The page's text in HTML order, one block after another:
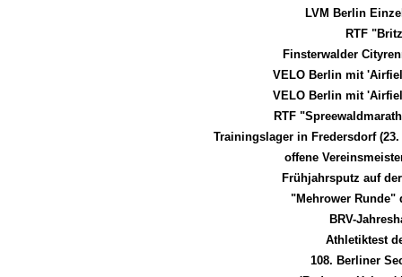
LVM Berlin
RTF
Finsterwalder
VELO Berlin mit
VELO Berlin mit
RTF
Trainingslager in Fredersdorf
offene
Frühjahrsputz auf
"Mehrower Runde"
BRV-
Athletiktest
108. Berliner